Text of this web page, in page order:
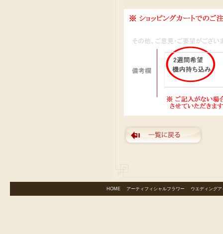
HOME｜ アーティフィシャルフラワー｜ ウエディングア